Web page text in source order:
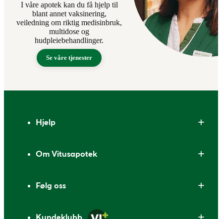
I våre apotek kan du få hjelp til
blant annet vaksinering,
veiledning om riktig medisinbruk,
multidose og
hudpleiebehandlinger.
Se våre tjenester
Hjelp
Om Vitusapotek
Følg oss
Kundeklubb